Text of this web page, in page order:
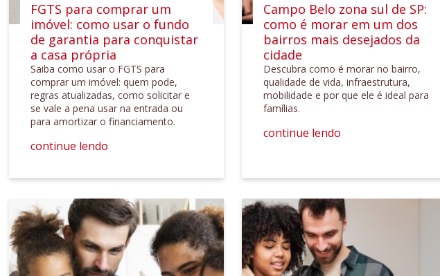
FGTS para comprar um
imóvel: como usar o fundo
de garantia para conquistar
a casa própria
Saiba como usar o FGTS para
comprar um imóvel: quem pode,
regras atualizadas, como solicitar e
se vale a pena usar na entrada ou
para amortizar o financiamento.
continue lendo
Campo Belo zona sul de SP:
como é morar em um dos
bairros mais desejados da
cidade
Descubra como é morar no bairro,
qualidade de vida, infraestrutura,
mobilidade e por que ele é ideal para
famílias.
continue lendo